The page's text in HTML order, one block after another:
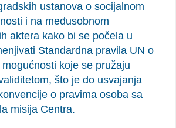
ustanova o socijalnom
i na međusobnom
aktera kako bi se počela u
Standardna pravila UN o
koje se pružaju
što je do usvajanja
o pravima osoba sa
misija Centra.